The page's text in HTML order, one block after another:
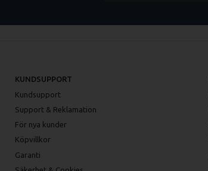
KUNDSUPPORT
Kundsupport
Support & Reklamation
För nya kunder
Köpvillkor
Garanti